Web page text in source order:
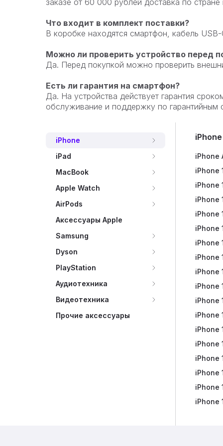
заказе от 60 000 рублей доставка по стране
Что входит в комплект поставки?
В коробке находятся смартфон, кабель
Можно ли проверить устройство перед
Да. Перед покупкой можно проверить
Есть ли гарантия на смартфон?
Да. На устройства действует гарантия
обслуживание и поддержку по гарантийным
iPhone
iPad
MacBook
Apple Watch
AirPods
Аксессуары Apple
Dyson
PlayStation
Аудиотехника
Видеотехника
Прочие аксессуары
Samsung
iPhone
iPhone
iPhone
iPhone
iPhone
iPhone
iPhone
iPhone
iPhone
iPhone
iPhone
iPhone
iPhone
iPhone
iPhone
iPhone
iPhone
iPhone
iPhone
iPad
iPad Air
iPad
Watch
Watch
Watch
Watch
Watch
Watch
AirPods
AirPods
EarPods
Galaxy
Galaxy
Galaxy
Galaxy
Galaxy
Galaxy
Galaxy
Galaxy
Galaxy
Фен
Игры
Яндекс
Яндекс
Яндекс
Яндекс
Яндекс
Яндекс
Экшн-
Умные